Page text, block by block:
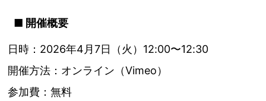
■ 開催概要
日時：2026年4月7日（火）12:00〜12:30
開催方法：オンライン（Vimeo）
参加費：無料